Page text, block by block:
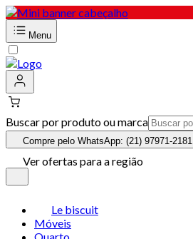
Menu
Buscar por produto ou marca
Compre pelo WhatsApp: (21) 97971-2181
Ver ofertas para a região
Le biscuit
Móveis